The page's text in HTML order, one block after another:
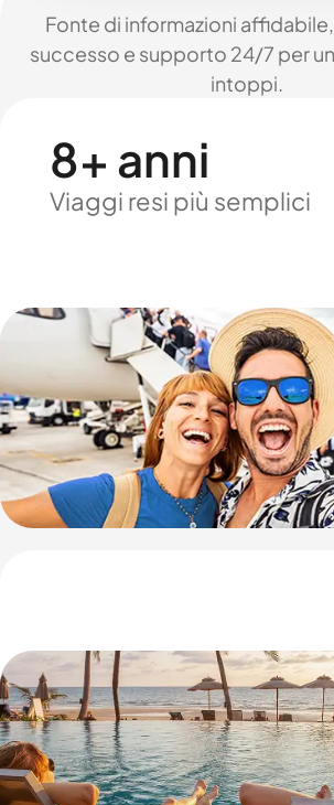
Fonte di informazioni
successo e supporto 24/7 per
intoppi.
8+ anni
Viaggi resi più semplici